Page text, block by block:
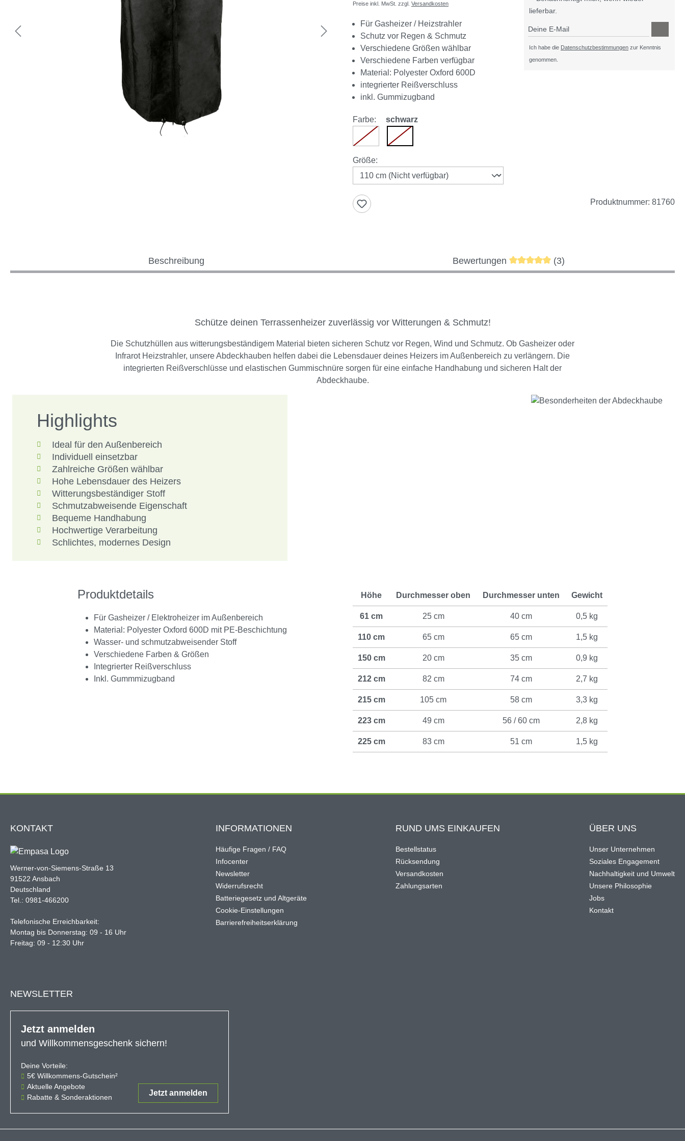
Preise inkl. MwSt. zzgl. Versandkosten
Für Gasheizer / Heizstrahler
Schutz vor Regen & Schmutz
Verschiedene Größen wählbar
Verschiedene Farben verfügbar
Material: Polyester Oxford 600D
integrierter Reißverschluss
inkl. Gummizugband
lieferbar.
Deine E-Mail
Ich habe die Datenschutzbestimmungen zur Kenntnis
genommen.
Farbe: schwarz
weiß
(Diese Option ist zurzeit nicht verfügbar.)
schwarz
(Diese Option ist zurzeit nicht verfügbar.)
Größeauswählen
:
Produktnummer: 81760
Beschreibung Bewertungen Durchschnittliche Bewertung von 5 von 5
(3)
Schütze deinen Terrassenheizer zuverlässig vor Witterungen & Schmutz!
Die Schutzhüllen aus witterungsbeständigem Material bieten sicheren Schutz vor Regen, Wind und Schmutz. Ob Gasheizer oder
Infrarot Heizstrahler, unsere Abdeckhauben helfen dabei die Lebensdauer deines Heizers im Außenbereich zu verlängern. Die
integrierten Reißverschlüsse und elastischen Gummischnüre sorgen für eine einfache Handhabung und sicheren Halt der
Abdeckhaube.
Highlights
Ideal für den Außenbereich
Individuell einsetzbar
Zahlreiche Größen wählbar
Hohe Lebensdauer des Heizers
Witterungsbeständiger Stoff
Schmutzabweisende Eigenschaft
Bequeme Handhabung
Hochwertige Verarbeitung
Schlichtes, modernes Design
Produktdetails
Für Gasheizer / Elektroheizer im Außenbereich
Material: Polyester Oxford 600D mit PE-Beschichtung
Wasser- und schmutzabweisender Stoff
Verschiedene Farben & Größen
Integrierter Reißverschluss
Inkl. Gummmizugband
Höhe Durchmesser oben Durchmesser unten Gewicht
61 cm 25 cm 40 cm 0,5 kg
110 cm 65 cm 65 cm 1,5 kg
150 cm 20 cm 35 cm 0,9 kg
212 cm 82 cm 74 cm 2,7 kg
215 cm 105 cm 58 cm 3,3 kg
223 cm 49 cm 56 / 60 cm 2,8 kg
225 cm 83 cm 51 cm 1,5 kg
KONTAKT
Werner-von-Siemens-Straße 13
91522 Ansbach
Deutschland
Tel.: 0981-466200
Telefonische Erreichbarkeit:
Montag bis Donnerstag: 09 - 16 Uhr
Freitag: 09 - 12:30 Uhr
INFORMATIONEN
Häufige Fragen / FAQ
Infocenter
Newsletter
Widerrufsrecht
Batteriegesetz und Altgeräte
Cookie-Einstellungen
Barrierefreiheitserklärung
RUND UMS EINKAUFEN
Bestellstatus
Rücksendung
Versandkosten
Zahlungsarten
ÜBER UNS
Unser Unternehmen
Soziales Engagement
Nachhaltigkeit und Umwelt
Unsere Philosophie
Jobs
Kontakt
NEWSLETTER
Jetzt anmelden
und Willkommensgeschenk sichern!
Deine Vorteile:
5€ Willkommens-Gutschein²Der 5€-Gutschein ist ab einem Einkaufswert von 50€ gültig und nur einmal pro Kunde einlösbar.
Aktuelle Angebote
Rabatte & Sonderaktionen
Jetzt anmelden